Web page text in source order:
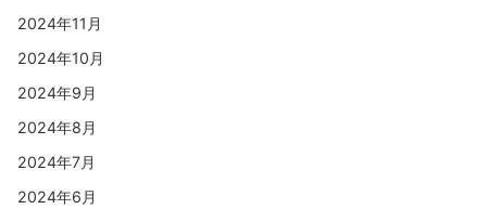
2024年11月
2024年10月
2024年9月
2024年8月
2024年7月
2024年6月